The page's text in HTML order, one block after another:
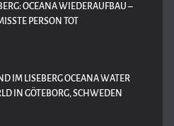
OCEANA WIEDERAUFBAU –
PERSON TOT
IM LISEBERG OCEANA WATER
IN GÖTEBORG, SCHWEDEN